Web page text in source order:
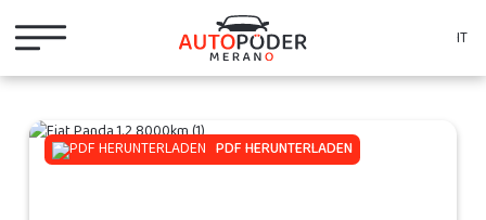
PDF HERUNTERLADEN
IT